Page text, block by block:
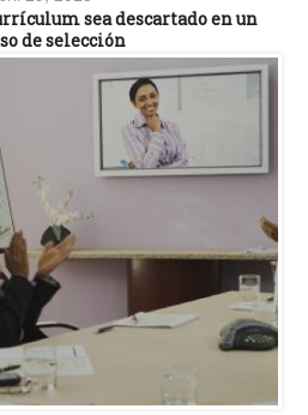
sea descartado en un
de selección